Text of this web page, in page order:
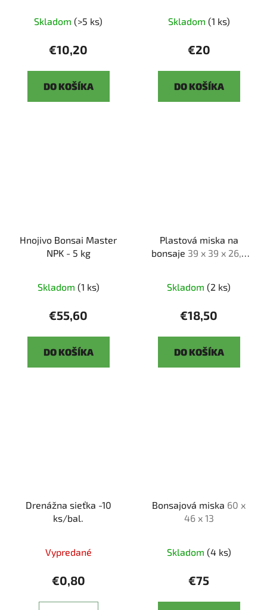
Skladom (>5 ks)
€10,20
DO KOŠÍKA
Skladom (1 ks)
€20
DO KOŠÍKA
Hnojivo Bonsai Master
NPK - 5 kg
Skladom (1 ks)
€55,60
DO KOŠÍKA
Plastová miska na
bonsaje 39 x 39 x 26,5
Skladom (2 ks)
€18,50
DO KOŠÍKA
Drenážna sieťka -10
ks/bal.
Vypredané
€0,80
Bonsajová miska 60 x
46 x 13
Skladom (4 ks)
€75